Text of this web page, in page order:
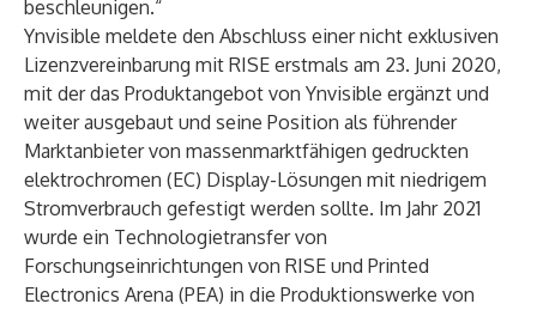
beschleunigen.“
Ynvisible meldete den Abschluss einer nicht exklusiven
Lizenzvereinbarung mit RISE erstmals am 23. Juni 2020,
mit der das Produktangebot von Ynvisible ergänzt und
weiter ausgebaut und seine Position als führender
Marktanbieter von massenmarktfähigen gedruckten
elektrochromen (EC) Display-Lösungen mit niedrigem
Stromverbrauch gefestigt werden sollte. Im Jahr 2021
wurde ein Technologietransfer von
Forschungseinrichtungen von RISE und Printed
Electronics Arena (PEA) in die Produktionswerke von